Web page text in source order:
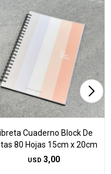
Cuaderno Block De
80 Hojas 15cm x 20cm
USD 3,00